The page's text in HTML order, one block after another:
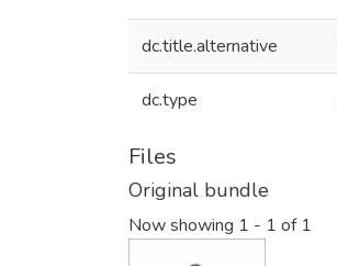
dc.title.alternative
dc.type
Files
Original bundle
Now showing 1 - 1 of 1